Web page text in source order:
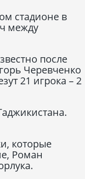
стадионе в
между
после
Черевченко
21 игрока – 2
которые
Роман